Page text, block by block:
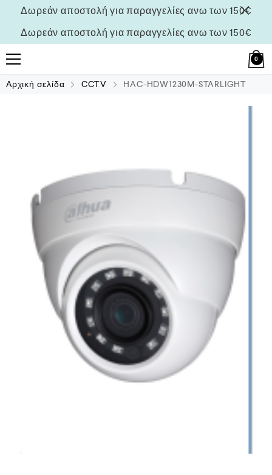
Δωρεάν αποστολή για παραγγελίες ανω των 150€
Δωρεάν αποστολή για παραγγελίες ανω των 150€
0
Αρχική σελίδα CCTV HAC-HDW1230M-STARLIGHT